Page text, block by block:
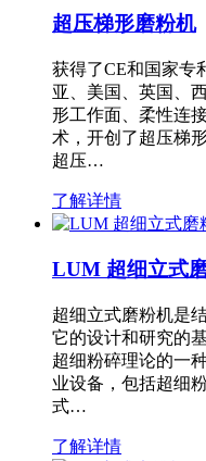
超压梯形磨粉机
获得了CE和国家专
亚、美国、英国、
形工作面、柔性连
术，开创了超压梯
超压…
了解详情
LUM 超细立式
超细立式磨粉机是
它的设计和研究的
超细粉碎理论的一
业设备，包括超细
式…
了解详情